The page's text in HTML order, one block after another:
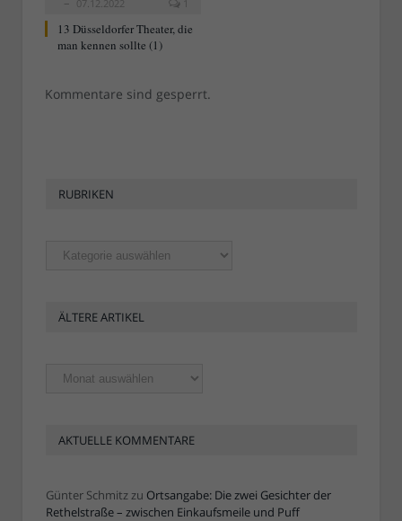
07.12.2022
1
13 Düsseldorfer Theater, die
man kennen sollte (1)
Kommentare sind gesperrt.
RUBRIKEN
Rubriken
ÄLTERE ARTIKEL
Ältere
Artikel
AKTUELLE KOMMENTARE
Günter Schmitz zu Ortsangabe: Die zwei Gesichter der
Rethelstraße – zwischen Einkaufsmeile und Puff